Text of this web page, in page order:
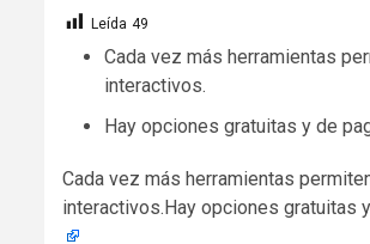
Leída 49
Cada vez más herramientas
interactivos.
Hay opciones gratuitas y de
​Cada vez más herramientas
interactivos.Hay opciones gratuitas